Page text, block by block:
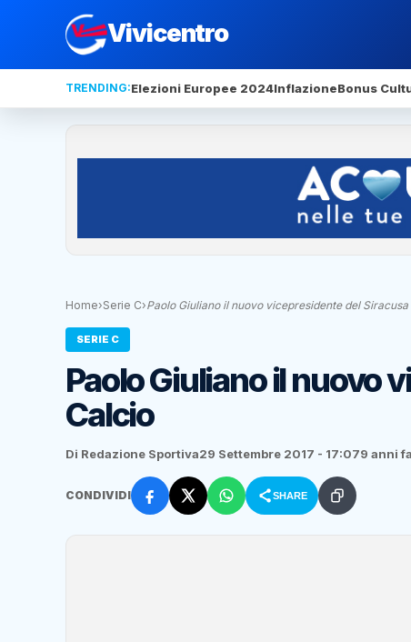
Vivicentro
TRENDING:Elezioni Europee 2024InflazioneBonus
Home›Serie C›Paolo Giuliano il nuovo vicepresidente del
SERIE C
Paolo Giuliano il nuovo
Calcio
Di Redazione Sportiva29 Settembre 2017 - 17:079 anni fa
CONDIVIDI SHARE